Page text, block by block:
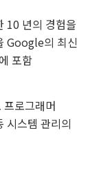
10 년의 경험을
Google의 최신
포함
로그래머
시스템 관리의